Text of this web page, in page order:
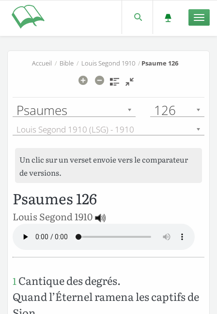
Accueil / Bible / Louis Segond 1910 / Psaume 126
Psaumes 126
Louis Segond 1910 (LSG) - 1910
Un clic sur un verset envoie vers le comparateur
de versions.
Psaumes 126
Louis Segond 1910
1 Cantique des degrés.
Quand l’Éternel ramena les captifs de